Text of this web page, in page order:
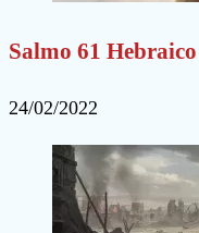
Salmo 61
24/02/2022